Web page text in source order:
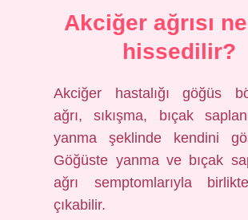
Akciğer ağrısı
hissedilir?
Akciğer hastalığı göğüs
ağrı, sıkışma, bıçak
yanma şeklinde kendini
Göğüste yanma ve bıçak
ağrı semptomlarıyla
çıkabilir.